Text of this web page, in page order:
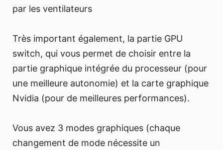
par les ventilateurs
Très important également, la partie GPU
switch, qui vous permet de choisir entre la
partie graphique intégrée du processeur (pour
une meilleure autonomie) et la carte graphique
Nvidia (pour de meilleures performances).
Vous avez 3 modes graphiques (chaque
changement de mode nécessite un